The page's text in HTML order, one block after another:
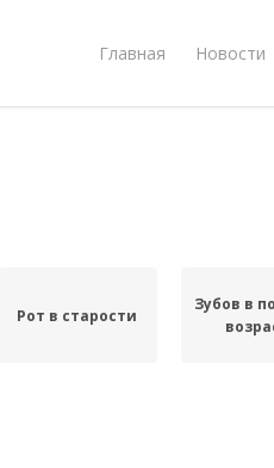
Главная Новости
Рот в старости
Зубов в